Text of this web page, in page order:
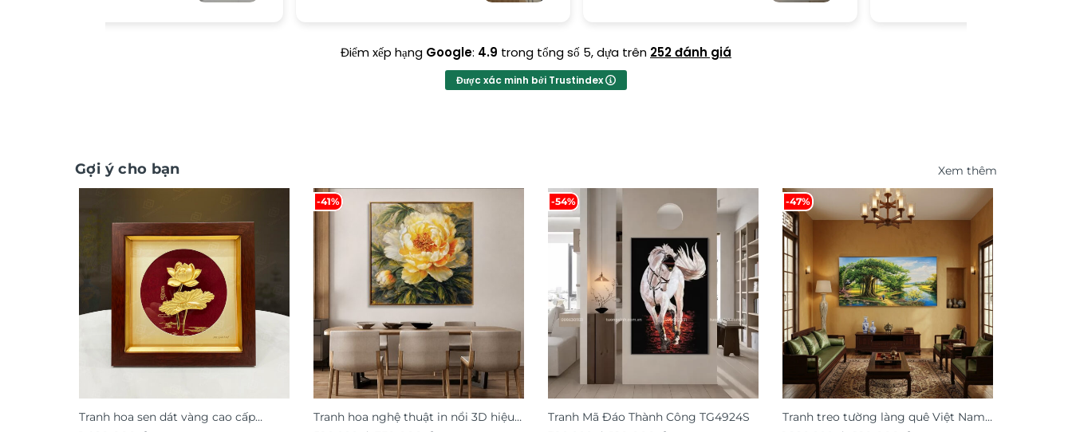
Điểm xếp hạng Google: 4.9 trong tổng số 5,dựa trên 252 đánh giá
Được xác minh bởi Trustindex
Gợi ý cho bạn Xem thêm
Tranh hoa sen dát vàng cao cấp
-41%
Tranh hoa nghệ thuật in nổi 3D hiệu
-54%
Tranh Mã Đáo Thành Công TG4924S
-47%
Tranh treo tường làng quê Việt Nam